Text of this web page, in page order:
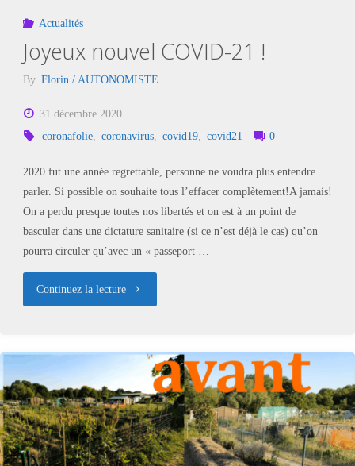
Actualités
Joyeux nouvel COVID-21 !
By Florin / AUTONOMISTE
31 décembre 2020
coronafolie
coronavirus, covid19, covid21 0
2020 fut une année regrettable, personne ne voudra plus entendre
parler. Si possible on souhaite tous l’effacer complètement!A jamais!
On a perdu presque toutes nos libertés et on est à un point de
basculer dans une dictature sanitaire (si ce n’est déjà le cas) qu’on
pourra circuler qu’avec un « passeport …
Continuez la lecture"Joyeux
COVID-
21
!"